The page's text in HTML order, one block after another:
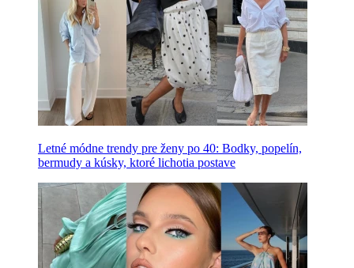
Letné módne trendy pre ženy po 40: Bodky, popelín,
bermudy a kúsky, ktoré lichotia postave